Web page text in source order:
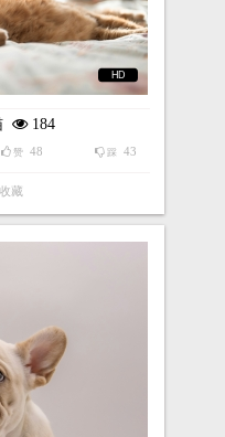
HD
184
踩 43
赞 48
藏